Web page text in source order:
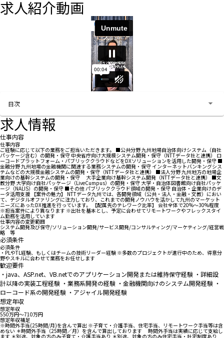
お問い合わせする
求人紹介動画
目次
求人情報
仕事内容
仕事内容
ご経験に応じて以下の業務をご担当いただきます。 ■公共分野 九州地場自治体向けシステム（自社
パッケージ含む）の開発・保守 中央省庁向け大規模システム開発・保守（NTTデータ社と連携） ロ
ーコードプラットフォーム・パブリッククラウドなどをDXソリューションを活用した開発・保守 ■
金融分野 九州地場の金融機関に関連する業務システムの開発・保守 インターネットバンキングシス
テムなどの大規模金融システムの開発・保守（NTTデータ社と連携） ■法人分野 九州地方の地場企
業向けの基幹システムの開発・保守 大手企業向け基幹システム開発（NTTデータ社と連携） ■文
教分野 大学向け自社パッケージ（LiveCumpus）の開発・保守 大学・自治体図書館向け自社パッケ
ージ（NALIS）の開発・保守 ■その他 パブリッククラウド領域の開発・保守 自治体・企業向けのデ
ータ活用支援 【案件の魅力】 NTTデータ九州では、各開発領域（公共・法人・金融・文教）におい
て、デジタルオファリングに注力しており、これまでの開発ノウハウを活かして九州のマーケット
ニーズにあったDX推進を行っています。 【配属先のテレワーク比率】 会社全体で20%～30%程度
※担当案件により異なります ※出社を基本とし、予定に合わせてリモートワークやフレックスタイ
ム勤務を活用しています
仕事内容の変更範囲
システム開発及び保守/ソリューション開発/サービス開発/コンサルティング/マーケティング/経営戦
略 等
必須条件
必須条件
・PLやTL経験、もしくはチームの技術リーダー経験 ※多数のプロジェクトが進⾏中のため、得意分
野やスキルに合わせて業務をお任せします
歓迎要件
・java、ASP.net、VB.netでのアプリケーション開発または維持保守経験 ・詳細設
計以降の実装工程経験 ・業務系開発の経験 ・金融機関向けのシステム開発経験 ・
ローコード系の開発経験 ・アジャイル開発経験
想定年収
想定年収
550万円〜710万円
想定年収補足
※時間外手当(25時間/月)を含んで算出 ※子育て・介護手当、住宅手当、リモートワーク手当等は含
めない ＊時間外手当（25時間／月）を含んで算出しております 時間外手当は実績に応じて支給し
ます ＊別途、対象の方のみ子育て・介護手当あり ＊別途、対象の方のみ住宅手当・社宅制度あり